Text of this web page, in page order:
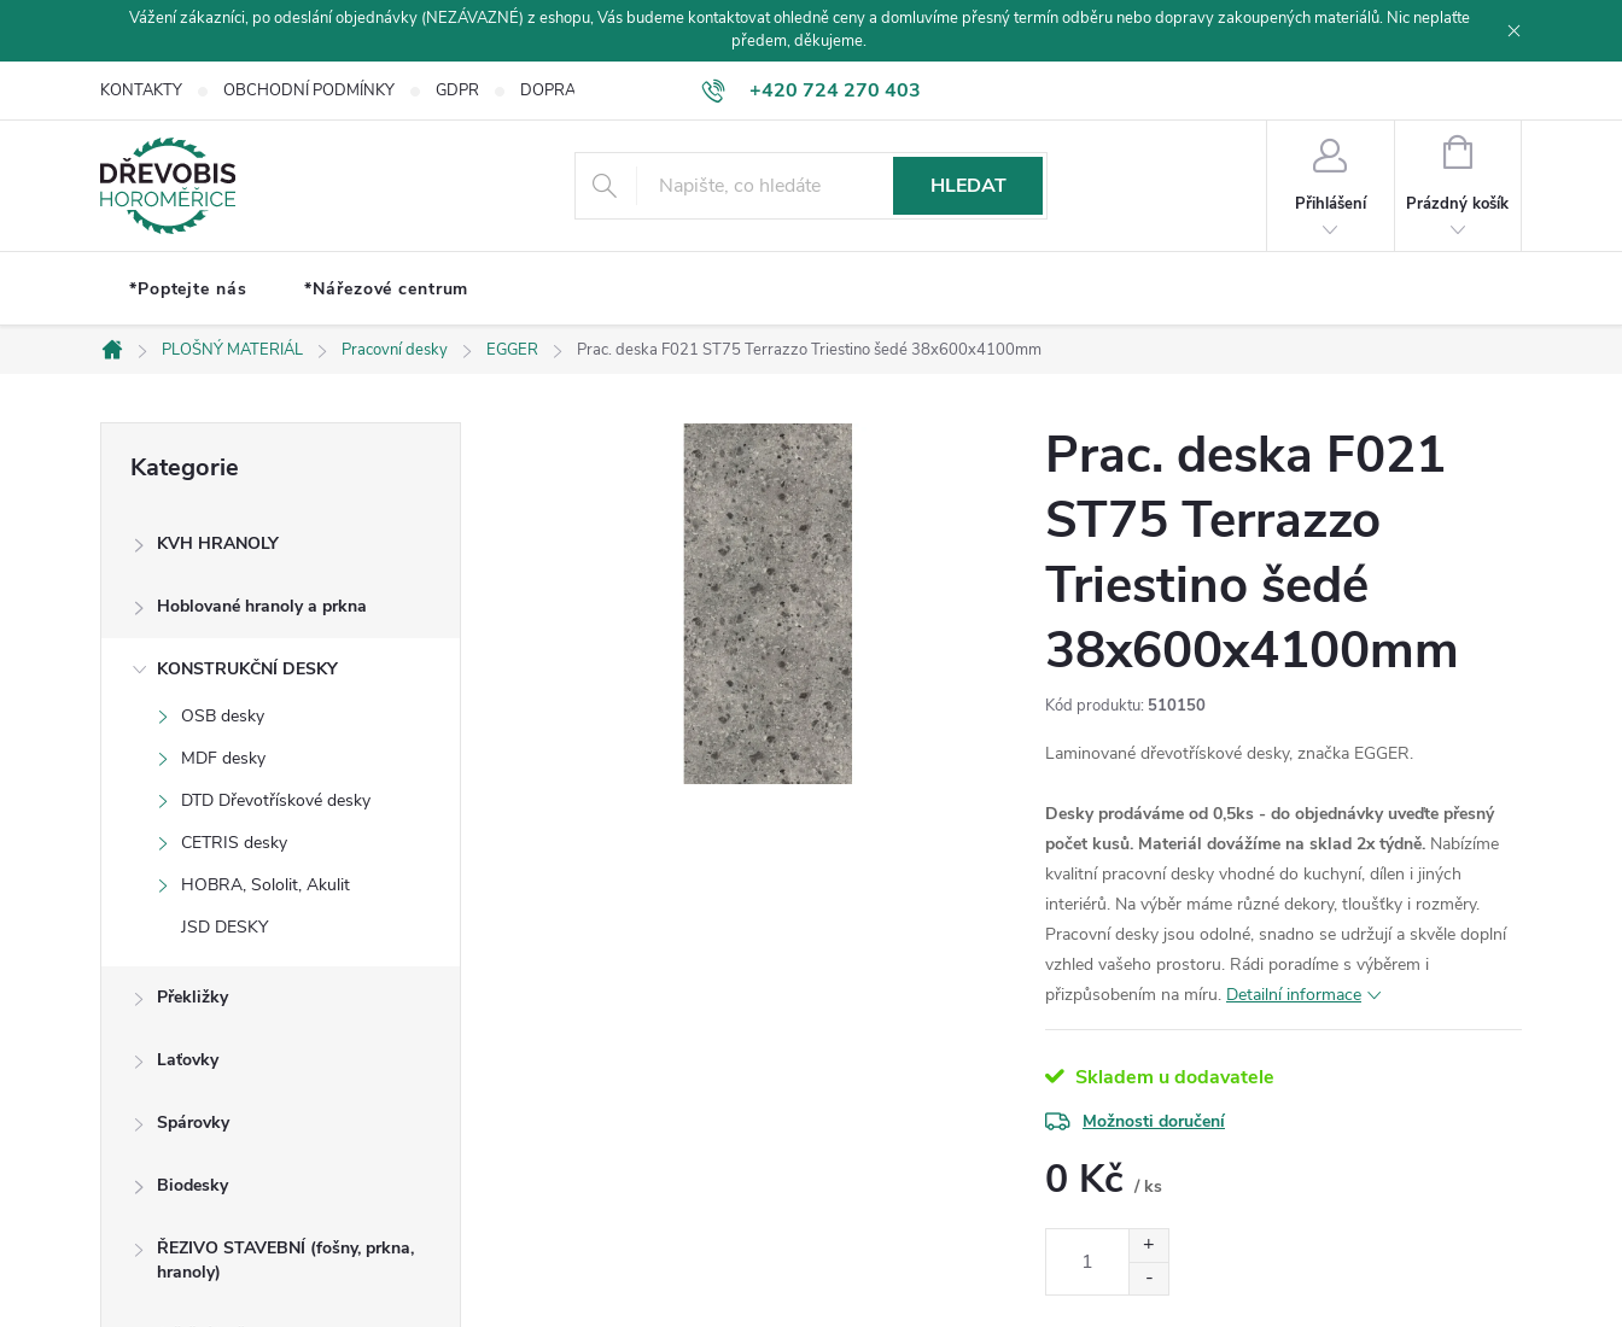
Vážení zákazníci, po odeslání objednávky (NEZÁVAZNÉ) z eshopu, Vás budeme kontaktovat ohledně ceny a domluvíme přesný termín odběru nebo dopravy zakoupených materiálů. Nic neplaťte
předem, děkujeme.
+420 724 270 403
KONTAKTY OBCHODNÍ PODMÍNKY GDPR DOPRAVA A PLATBA
HLEDAT
Přihlášení
NÁKUPNÍ
Prázdný košík
*Poptejte nás *Nářezové centrum
Domů
PLOŠNÝ MATERIÁL Pracovní desky EGGER Prac. deska F021 ST75 Terrazzo Triestino šedé 38x600x4100mm
kategorie
Kategorie
KVH HRANOLY
Hoblované hranoly a prkna
KONSTRUKČNÍ DESKY
OSB desky
MDF desky
DTD Dřevotřískové desky
CETRIS desky
HOBRA, Sololit, Akulit
JSD DESKY
Překližky
Laťovky
Spárovky
Biodesky
ŘEZIVO STAVEBNÍ (fošny, prkna,
hranoly)
Prac. deska F021
ST75 Terrazzo
Triestino šedé
38x600x4100mm
Kód produktu: 510150
Laminované dřevotřískové desky, značka EGGER.
Desky prodáváme od 0,5ks - do objednávky uveďte přesný
počet kusů. Materiál dovážíme na sklad 2x týdně. Nabízíme
kvalitní pracovní desky vhodné do kuchyní, dílen i jiných
interiérů. Na výběr máme různé dekory, tloušťky i rozměry.
Pracovní desky jsou odolné, snadno se udržují a skvěle doplní
vzhled vašeho prostoru. Rádi poradíme s výběrem i
přizpůsobením na míru. Detailní informace
Skladem u dodavatele
Možnosti doručení
0 Kč / ks